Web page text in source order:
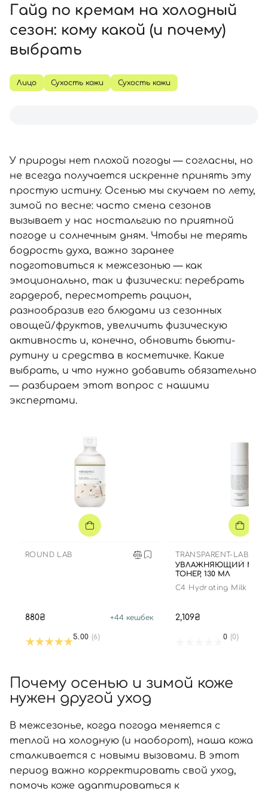
Кремы для тела с SPF
Карбокситерапия
Автозагар
Для мужчин
Специальный уход
Для детей
Интимный уход
Лицо Сухость кожи Сухость кожи
Гайд по кремам на холодный
сезон: кому какой (и почему)
выбрать
У природы нет плохой погоды — согласны, но
не всегда получается искренне принять эту
простую истину. Осенью мы скучаем по лету,
зимой по весне: часто смена сезонов
вызывает у нас ностальгию по приятной
погоде и солнечным дням. Чтобы не терять
бодрость духа, важно заранее
подготовиться к межсезонью — как
эмоционально, так и физически: перебрать
гардероб, пересмотреть рацион,
разнообразив его блюдами из сезонных
овощей/фруктов, увеличить физическую
активность и, конечно, обновить бьюти-
рутину и средства в косметичке. Какие
выбрать, и что нужно добавить обязательно
— разбираем этот вопрос с нашими
экспертами.
ROUND LAB
880₴ +44 кешбек
5.00 (6)
TRANSPARENT-LAB
УВЛАЖНЯЮЩИЙ
ТОНЕР, 130 МЛ
C4 Hydrating Milk
2,109₴
0 (0)
Почему осенью и зимой коже
нужен другой уход
В межсезонье, когда погода меняется с
теплой на холодную (и наоборот), наша кожа
сталкивается с новыми вызовами. В этот
период важно корректировать свой уход,
помочь коже адаптироваться к